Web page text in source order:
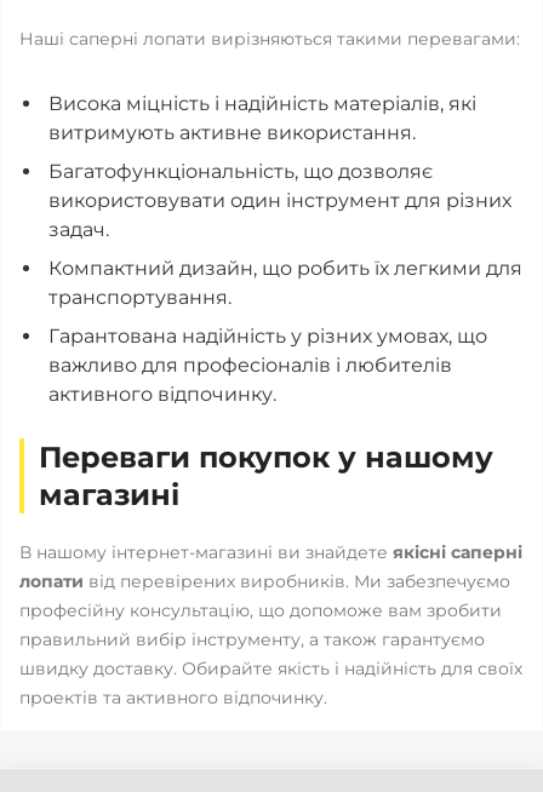
Наші саперні лопати вирізняються такими перевагами:
Висока міцність і надійність матеріалів, які
витримують активне використання.
Багатофункціональність, що дозволяє
використовувати один інструмент для різних
задач.
Компактний дизайн, що робить їх легкими для
транспортування.
Гарантована надійність у різних умовах, що
важливо для професіоналів і любителів
активного відпочинку.
Переваги покупок у нашому
магазині
В нашому інтернет-магазині ви знайдете якісні саперні
лопати від перевірених виробників. Ми забезпечуємо
професійну консультацію, що допоможе вам зробити
правильний вибір інструменту, а також гарантуємо
швидку доставку. Обирайте якість і надійність для своїх
проектів та активного відпочинку.